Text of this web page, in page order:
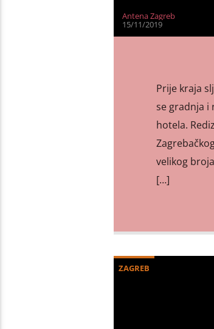
Antena Zagreb
15/11/2019
Prije kraja
se gradnja i
hotela.
velikog
[…]
ZAGREB